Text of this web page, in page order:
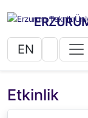
EN
Etkinlik